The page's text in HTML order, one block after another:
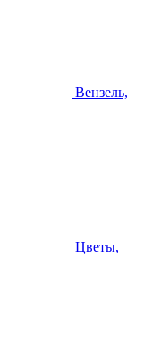
Вензель,
Цветы,